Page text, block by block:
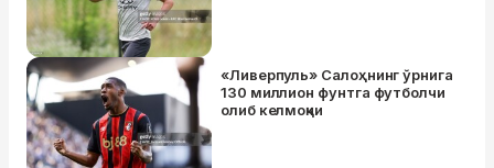
«Ливерпуль» Салоҳнинг ўрнига
130 миллион фунтга футболчи
олиб келмоқчи